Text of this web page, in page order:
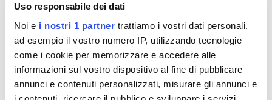
Uso responsabile dei dati
Noi e i nostri 1 partner trattiamo i vostri dati personali,
ad esempio il vostro numero IP, utilizzando tecnologie
come i cookie per memorizzare e accedere alle
informazioni sul vostro dispositivo al fine di pubblicare
annunci e contenuti personalizzati, misurare gli annunci e
Esatto.E poi il nostro processo di crescita non
finisce certo con il Rhone-Alpes.Anche se
tatticamente ha sprecato qualcosa, non bisognava
fare il discorso di salvare energie e fare il minimo
indispensabile per ottenere il miglior risultato. Si
trattava pur sempre di una corsa di preparazione al